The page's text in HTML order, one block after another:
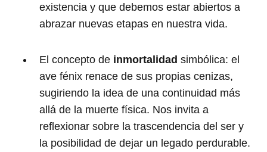
existencia y que debemos estar abiertos a
abrazar nuevas etapas en nuestra vida.
El concepto de inmortalidad simbólica: el
ave fénix renace de sus propias cenizas,
sugiriendo la idea de una continuidad más
allá de la muerte física. Nos invita a
reflexionar sobre la trascendencia del ser y
la posibilidad de dejar un legado perdurable.